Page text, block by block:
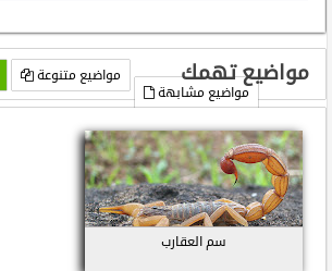
مواضيع تهمك
مواضيع متنوعة
مواضيع مشابهة
سم العقارب